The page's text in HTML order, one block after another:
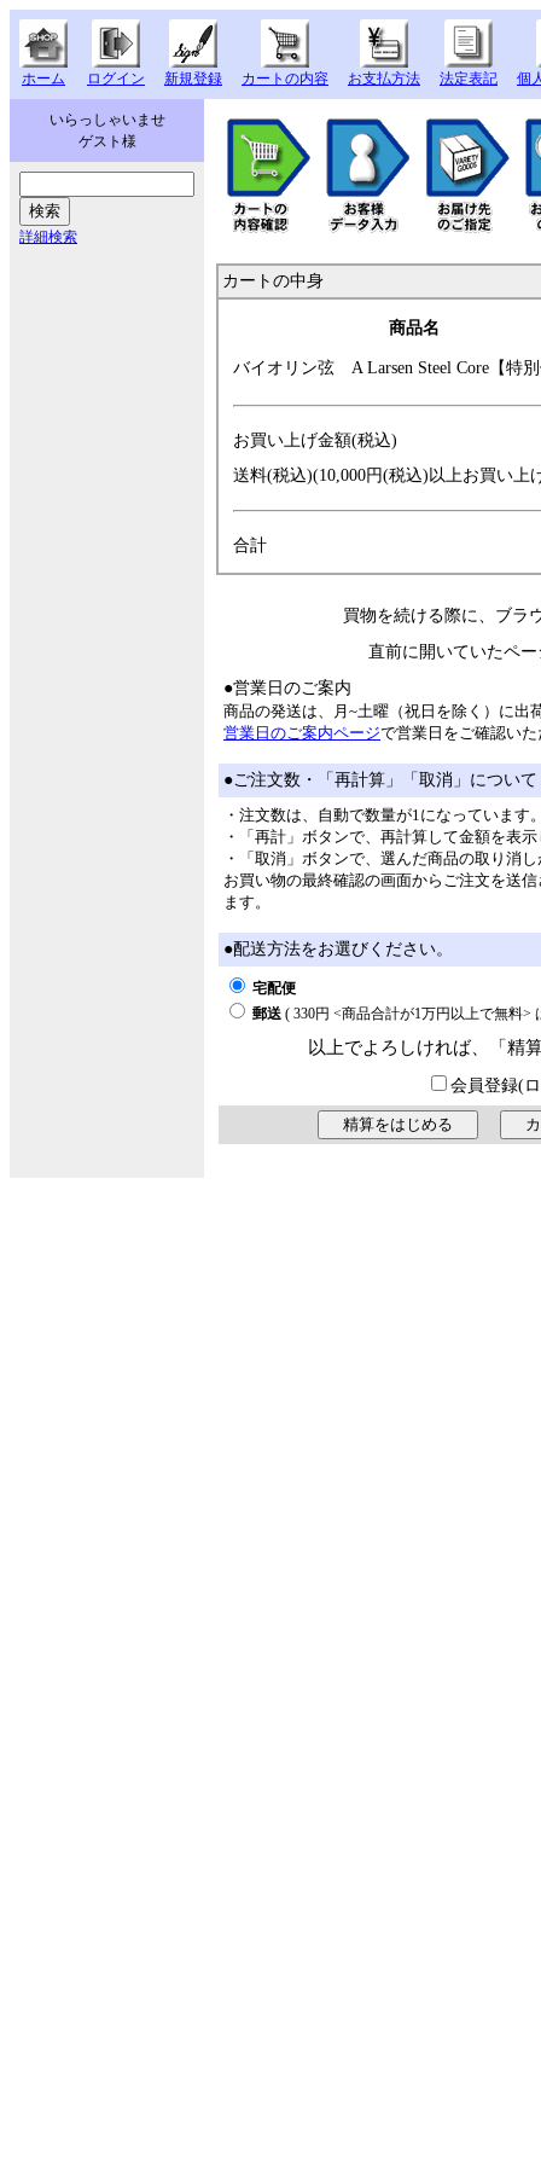
ホーム ログイン 新規登録 カートの内容 お支払方法 法定表記 個
いらっしゃいませ
ゲスト様
詳細検索
カートの中身
商品名
バイオリン弦 A Larsen Steel Core【特
お買い上げ金額(税込)
送料(税込)(10,000円(税込)以上お買い上
合計
買物を続ける際に、ブラ
直前に開いていたペ
●営業日のご案内
商品の発送は、月~土曜（祝日を除く）に出
営業日のご案内ページで営業日をご確認い
●ご注文数・「再計算」「取消」について
・注文数は、自動で数量が1になっていま
・「再計」ボタンで、再計算して金額を表
・「取消」ボタンで、選んだ商品の取り消
お買い物の最終確認の画面からご注文を送
ます。
●配送方法をお選びください。
宅配便
郵送 ( 330円 <商品合計が1万円以上で無料>
以上でよろしければ、「精
会員登録(